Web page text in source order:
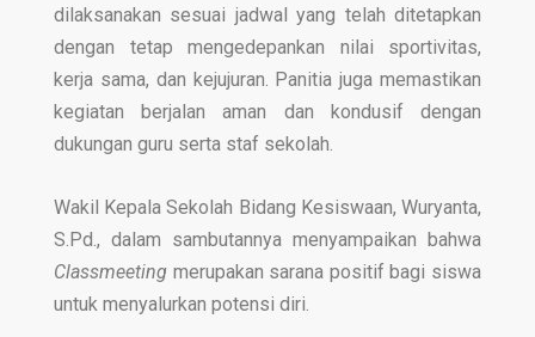
dilaksanakan sesuai jadwal yang telah ditetapkan
dengan tetap mengedepankan nilai sportivitas,
kerja sama, dan kejujuran. Panitia juga memastikan
kegiatan berjalan aman dan kondusif dengan
dukungan guru serta staf sekolah.
Wakil Kepala Sekolah Bidang Kesiswaan, Wuryanta,
S.Pd., dalam sambutannya menyampaikan bahwa
Classmeeting merupakan sarana positif bagi siswa
untuk menyalurkan potensi diri.